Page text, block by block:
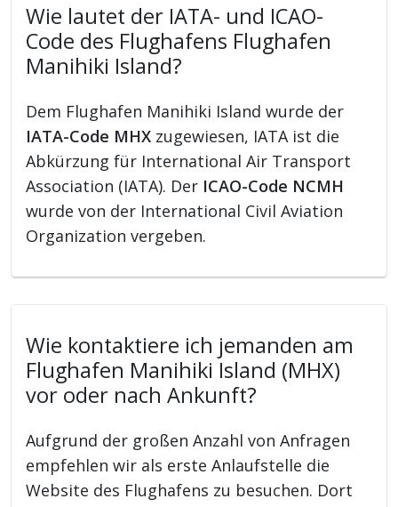
Wie lautet der IATA- und ICAO-
Code des Flughafens Flughafen
Manihiki Island?
Dem Flughafen Manihiki Island wurde der
IATA-Code MHX zugewiesen, IATA ist die
Abkürzung für International Air Transport
Association (IATA). Der ICAO-Code NCMH
wurde von der International Civil Aviation
Organization vergeben.
Wie kontaktiere ich jemanden am
Flughafen Manihiki Island (MHX)
vor oder nach Ankunft?
Aufgrund der großen Anzahl von Anfragen
empfehlen wir als erste Anlaufstelle die
Website des Flughafens zu besuchen. Dort